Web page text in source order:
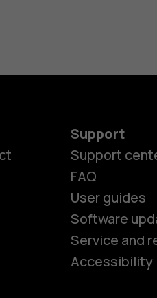
Support
Support
FAQ
User guides
Software
Service and
Accessibility